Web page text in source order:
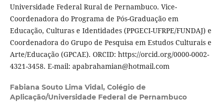
Universidade Federal Rural de Pernambuco. Vice-
Coordenadora do Programa de Pós-Graduação em
Educação, Culturas e Identidades (PPGECI-UFRPE/FUNDAJ) e
Coordenadora do Grupo de Pesquisa em Estudos Culturais e
Arte/Educação (GPCAE). ORCID: https://orcid.org/0000-0002-
4321-3458. E-mail: apabrahamian@hotmail.com
Fabiana Souto Lima Vidal, Colégio de
Aplicação/Universidade Federal de Pernambuco